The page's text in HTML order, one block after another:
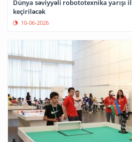
Dünya səviyyəli robototexnika yarışı
keçiriləcək
10-06-2026